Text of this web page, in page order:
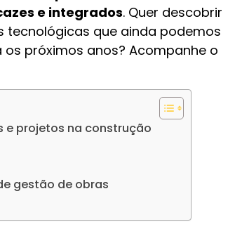
e integrados. Quer descobrir
tecnológicas que ainda podemos
próximos anos? Acompanhe o
e projetos na construção
gestão de obras